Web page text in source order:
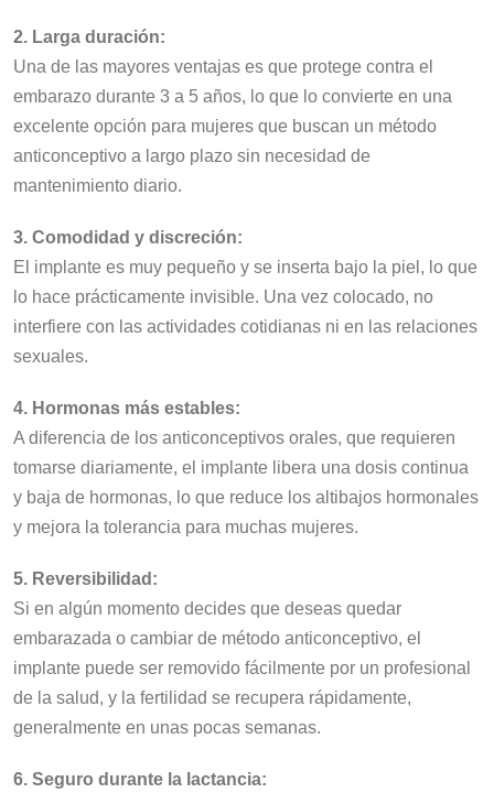
2. Larga duración:
Una de las mayores ventajas es que protege contra el
embarazo durante 3 a 5 años, lo que lo convierte en una
excelente opción para mujeres que buscan un método
anticonceptivo a largo plazo sin necesidad de
mantenimiento diario.
3. Comodidad y discreción:
El implante es muy pequeño y se inserta bajo la piel, lo que
lo hace prácticamente invisible. Una vez colocado, no
interfiere con las actividades cotidianas ni en las relaciones
sexuales.
4. Hormonas más estables:
A diferencia de los anticonceptivos orales, que requieren
tomarse diariamente, el implante libera una dosis continua
y baja de hormonas, lo que reduce los altibajos hormonales
y mejora la tolerancia para muchas mujeres.
5. Reversibilidad:
Si en algún momento decides que deseas quedar
embarazada o cambiar de método anticonceptivo, el
implante puede ser removido fácilmente por un profesional
de la salud, y la fertilidad se recupera rápidamente,
generalmente en unas pocas semanas.
6. Seguro durante la lactancia: